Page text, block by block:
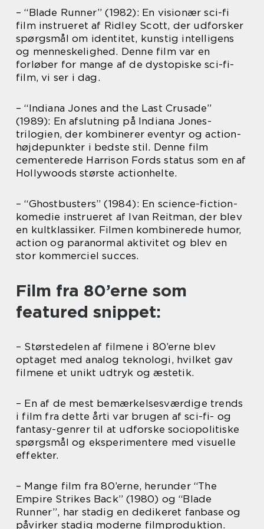
– “Blade Runner” (1982): En visionær sci-fi
film instrueret af Ridley Scott, der udforsker
spørgsmål om identitet, kunstig intelligens
og menneskelighed. Denne film var en
forløber for mange af de dystopiske sci-fi-
film, vi ser i dag.
– “Indiana Jones and the Last Crusade”
(1989): En afslutning på Indiana Jones-
trilogien, der kombinerer eventyr og action-
højdepunkter i bedste stil. Denne film
cementerede Harrison Fords status som en af
Hollywoods største actionhelte.
– “Ghostbusters” (1984): En science-fiction-
komedie instrueret af Ivan Reitman, der blev
en kultklassiker. Filmen kombinerede humor,
action og paranormal aktivitet og blev en
stor kommerciel succes.
Film fra 80’erne som
featured snippet:
– Størstedelen af filmene i 80’erne blev
optaget med analog teknologi, hvilket gav
filmene et unikt udtryk og æstetik.
– En af de mest bemærkelsesværdige trends
i film fra dette årti var brugen af sci-fi- og
fantasy-genrer til at udforske sociopolitiske
spørgsmål og eksperimentere med visuelle
effekter.
– Mange film fra 80’erne, herunder “The
Empire Strikes Back” (1980) og “Blade
Runner”, har stadig en dedikeret fanbase og
påvirker stadig moderne filmproduktion.